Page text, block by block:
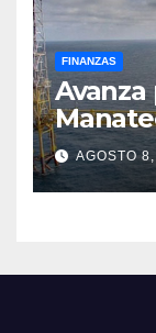
FINANZAS
Tobago
AGOSTO